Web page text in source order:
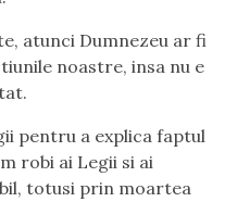
atunci Dumnezeu ar fi
noastre, insa nu e
pentru a explica faptul
robi ai Legii si ai
totusi prin moartea